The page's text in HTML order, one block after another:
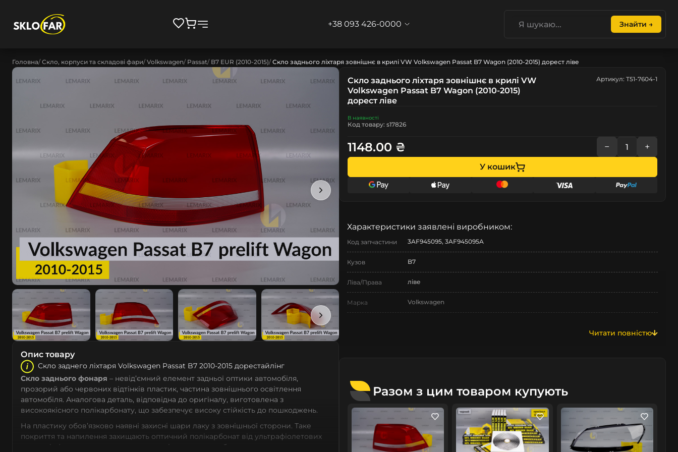
+38 093 426-0000 Знайти →
Головна Скло, корпуси та складові фари Volkswagen Passat B7 EUR (2010-2015) Скло заднього ліхтаря зовнішнє в крилі VW Volkswagen Passat B7 Wagon (2010-2015) дорест ліве
Опис товару
Скло заднего ліхтаря Volkswagen Passat B7 2010-2015 дорестайлінг
Скло заднього фонаря – невід’ємний елемент задньої оптики автомобіля,
прозорий або червоних відтінків пластик, частина зовнішнього освітлення
автомобіля. Аналогова деталь, відповідна до оригіналу, виготовлена з
високоякісного полікарбонату, що забезпечує високу стійкість до пошкоджень.
На пластику обов’язково наявні захисні шари лаку з зовнішньої сторони. Таке
покриття та напилення захищають оптичний полікарбонат від ультрафіолетових
променів (включно з сонячним випромінюванням, щоб уникнути вигорання скла
Скло заднього ліхтаря зовнішнє в крилі VW
Volkswagen Passat B7 Wagon (2010-2015)
дорест ліве
Артикул: T51-7604-1
В наявності
Код товару: s17826
1148.00 ₴ − +
У кошик
Характеристики заявлені виробником:
Код запчастини 3AF945095, 3AF945095A
Кузов B7
Ліва/Права ліве
Марка Volkswagen
Рік випуску
Рестайлінг/
Дорестайлінг
Стан Нове
Читати повністю
Разом з цим товаром купують